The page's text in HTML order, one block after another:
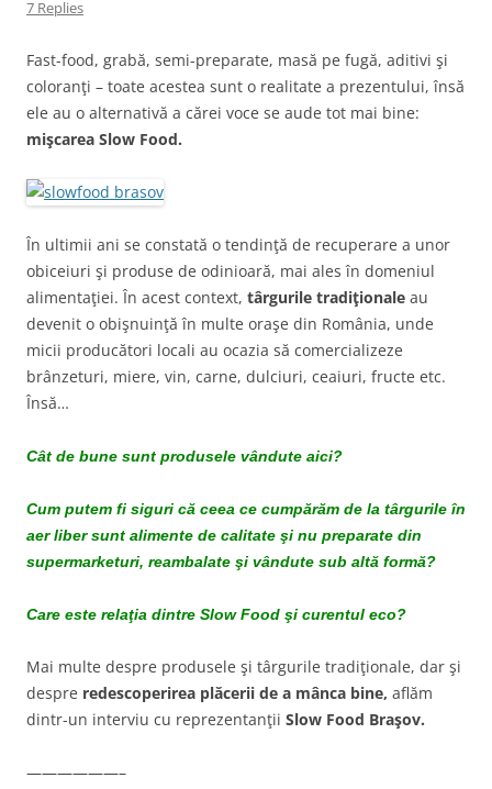
7 Replies
Fast-food, grabă, semi-preparate, masă pe fugă, aditivi şi
coloranţi – toate acestea sunt o realitate a prezentului, însă
ele au o alternativă a cărei voce se aude tot mai bine:
mişcarea Slow Food.
În ultimii ani se constată o tendinţă de recuperare a unor
obiceiuri şi produse de odinioară, mai ales în domeniul
alimentaţiei. În acest context, târgurile tradiţionale au
devenit o obişnuinţă în multe oraşe din România, unde
micii producători locali au ocazia să comercializeze
brânzeturi, miere, vin, carne, dulciuri, ceaiuri, fructe etc.
Însă…
Cât de bune sunt produsele vândute aici?
Cum putem fi siguri că ceea ce cumpărăm de la târgurile în
aer liber sunt alimente de calitate şi nu preparate din
supermarketuri, reambalate şi vândute sub altă formă?
Care este relaţia dintre Slow Food şi curentul eco?
Mai multe despre produsele şi târgurile tradiţionale, dar şi
despre redescoperirea plăcerii de a mânca bine, aflăm
dintr-un interviu cu reprezentanţii Slow Food Braşov.
——————–